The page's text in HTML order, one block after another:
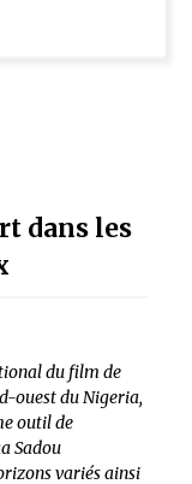
dans les
du film de
ouest du Nigeria,
outil de
Sadou
variés ainsi